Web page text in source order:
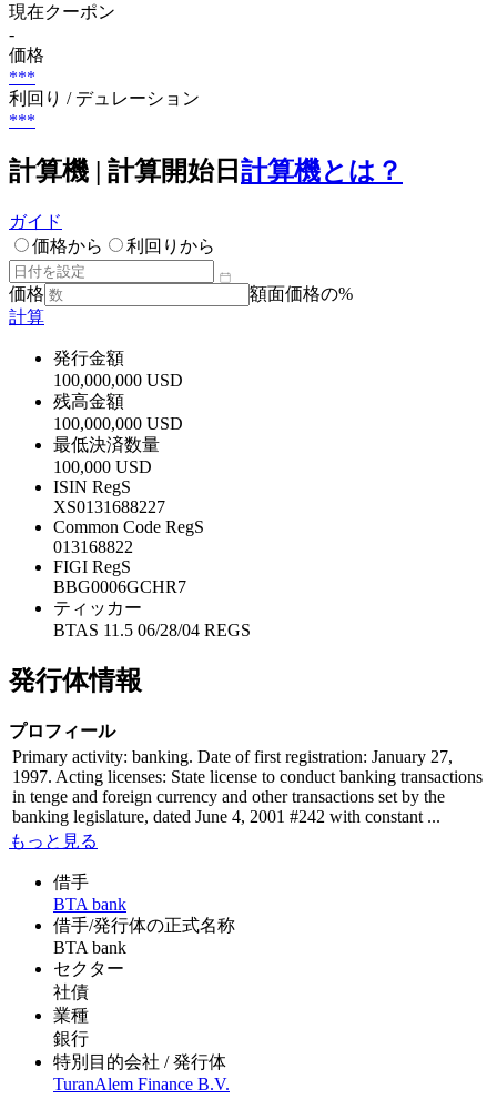
現在クーポン
-
価格
***
利回り / デュレーション
***
計算機 | 計算開始日 計算機とは？
ガイド
価格から
利回りから
価格
額面価格の%
計算
発行金額
100,000,000 USD
残高金額
100,000,000 USD
最低決済数量
100,000 USD
ISIN RegS
XS0131688227
Common Code RegS
013168822
FIGI RegS
BBG0006GCHR7
ティッカー
BTAS 11.5 06/28/04 REGS
発行体情報
プロフィール
Primary activity: banking. Date of first registration: January 27,
1997. Acting licenses: State license to conduct banking transactions
in tenge and foreign currency and other transactions set by the
banking legislature, dated June 4, 2001 #242 with constant ...
もっと見る
借手
BTA bank
借手/発行体の正式名称
BTA bank
セクター
社債
業種
銀行
特別目的会社 / 発行体
TuranAlem Finance B.V.